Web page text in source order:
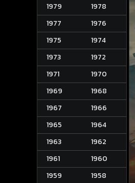
1979
1978
1977
1976
1975
1974
1973
1972
1971
1970
1969
1968
1967
1966
1965
1964
1963
1962
1961
1960
1959
1958